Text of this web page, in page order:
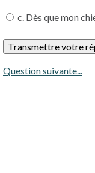
c. Dès que mon
Question suivante...